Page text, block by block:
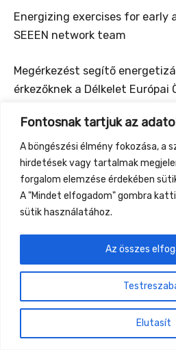
Fontosnak tartjuk az
A böngészési élmény fokozása, a
hirdetések vagy tartalmak
forgalom elemzése érdekében
A "Mindet elfogadom" gombra
sütik használatához.
Elutasít
Az összes
Energizing exercises for early
SEEEN network team
Megérkezést segítő
érkezőknek a Délkelet Európai
←Previous Event